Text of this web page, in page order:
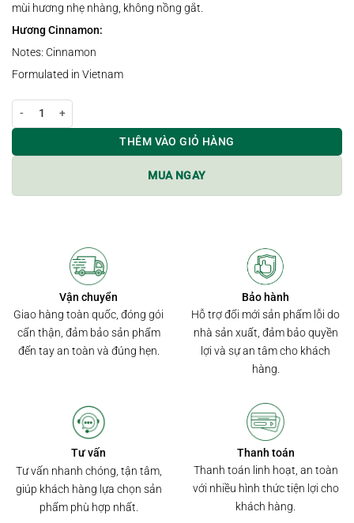
mùi hương nhẹ nhàng, không nồng gắt.
Hương Cinnamon:
Notes: Cinnamon
Formulated in Vietnam
Lọ khuếch tán hương CINNAMON | 100ml số lượng
THÊM VÀO GIỎ HÀNG
MUA NGAY
Vận chuyển
Giao hàng toàn quốc, đóng gói
cẩn thận, đảm bảo sản phẩm
đến tay an toàn và đúng hẹn.
Bảo hành
Hỗ trợ đổi mới sản phẩm lỗi do
nhà sản xuất, đảm bảo quyền
lợi và sự an tâm cho khách
hàng.
Tư vấn
Tư vấn nhanh chóng, tận tâm,
giúp khách hàng lựa chọn sản
phẩm phù hợp nhất.
Thanh toán
Thanh toán linh hoạt, an toàn
với nhiều hình thức tiện lợi cho
khách hàng.